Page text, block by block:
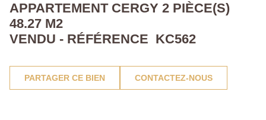
APPARTEMENT CERGY 2 PIÈCE(S)
48.27 M2
VENDU - RÉFÉRENCE KC562
PARTAGER CE BIEN CONTACTEZ-NOUS